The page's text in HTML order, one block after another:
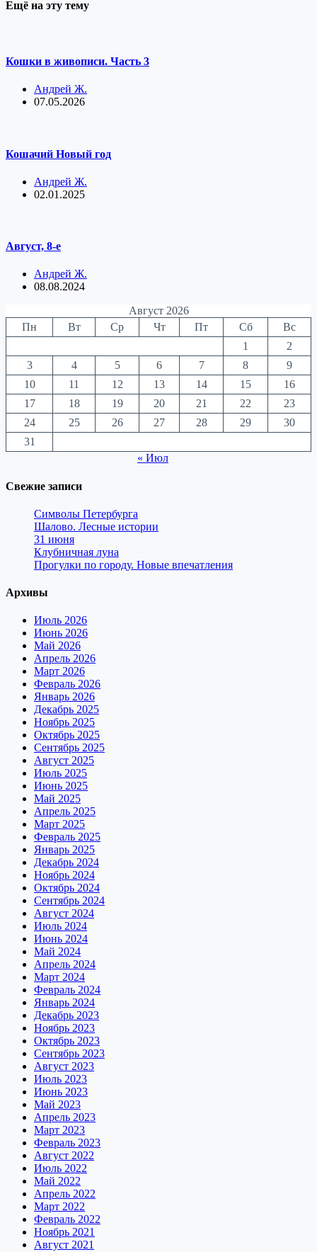
Ещё на эту тему
Кошки в живописи. Часть 3
Андрей Ж.
07.05.2026
Кошачий Новый год
Андрей Ж.
02.01.2025
Август, 8-е
Андрей Ж.
08.08.2024
Август 2026
Пн
Вт Ср Чт Пт Сб
Вс
1
2
3
4 5 6 7 8
9
10
11 12 13 14 15
16
17
18 19 20 21 22
23
24
25 26 27 28 29
30
31
« Июл
Свежие записи
Символы Петербурга
Шалово. Лесные истории
31 июня
Клубничная луна
Прогулки по городу. Новые впечатления
Архивы
Июль 2026
Июнь 2026
Май 2026
Апрель 2026
Март 2026
Февраль 2026
Январь 2026
Декабрь 2025
Ноябрь 2025
Октябрь 2025
Сентябрь 2025
Август 2025
Июль 2025
Июнь 2025
Май 2025
Апрель 2025
Март 2025
Февраль 2025
Январь 2025
Декабрь 2024
Ноябрь 2024
Октябрь 2024
Сентябрь 2024
Август 2024
Июль 2024
Июнь 2024
Май 2024
Апрель 2024
Март 2024
Февраль 2024
Январь 2024
Декабрь 2023
Ноябрь 2023
Октябрь 2023
Сентябрь 2023
Август 2023
Июль 2023
Июнь 2023
Май 2023
Апрель 2023
Март 2023
Февраль 2023
Август 2022
Июль 2022
Май 2022
Апрель 2022
Март 2022
Февраль 2022
Ноябрь 2021
Август 2021